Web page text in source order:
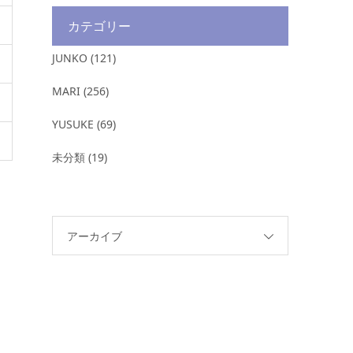
カテゴリー
JUNKO (121)
MARI (256)
YUSUKE (69)
未分類 (19)
アーカイブ